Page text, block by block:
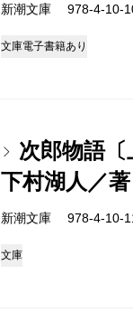
新潮文庫 978-4-10-
文庫電子書籍あり
次郎物語〔
下村湖人／著
新潮文庫 978-4-10-
文庫